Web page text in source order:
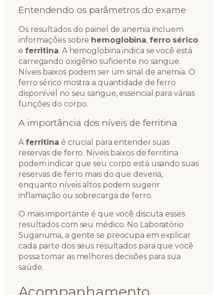
Entendendo os parâmetros do exame
Os resultados do painel de anemia incluem
informações sobre hemoglobina, ferro sérico
e ferritina. A hemoglobina indica se você está
carregando oxigênio suficiente no sangue.
Níveis baixos podem ser um sinal de anemia. O
ferro sérico mostra a quantidade de ferro
disponível no seu sangue, essencial para várias
funções do corpo.
A importância dos níveis de ferritina
A ferritina é crucial para entender suas
reservas de ferro. Níveis baixos de ferritina
podem indicar que seu corpo está usando suas
reservas de ferro mais do que deveria,
enquanto níveis altos podem sugerir
inflamação ou sobrecarga de ferro.
O mais importante é que você discuta esses
resultados com seu médico. No Laboratório
Suganuma, a gente se preocupa em explicar
cada parte dos seus resultados para que você
possa tomar as melhores decisões para sua
saúde.
Acompanhamento